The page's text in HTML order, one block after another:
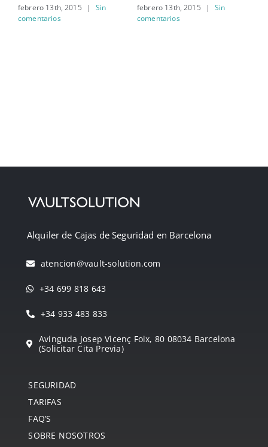
febrero 13th, 2015 |
Sin
comentarios
febrero 13th, 2015 |
Sin
comentarios
Alquiler de Cajas de Seguridad en Barcelona
atencion@vault-solution.com
+34 699 818 643
+34 933 483 833
Avinguda Josep Vicenç Foix, 80 08034 Barcelona
(Solicitar Cita Previa)
SEGURIDAD
TARIFAS
FAQ’S
SOBRE NOSOTROS